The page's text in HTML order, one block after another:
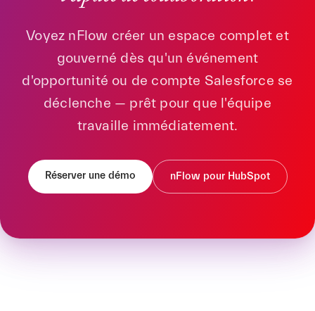
Voyez nFlow créer un espace complet et
gouverné dès qu'un événement
d'opportunité ou de compte Salesforce se
déclenche — prêt pour que l'équipe
travaille immédiatement.
Réserver une démo nFlow pour HubSpot